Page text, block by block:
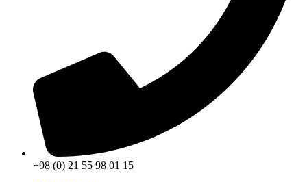
+98 (0) 21 55 98 01 15